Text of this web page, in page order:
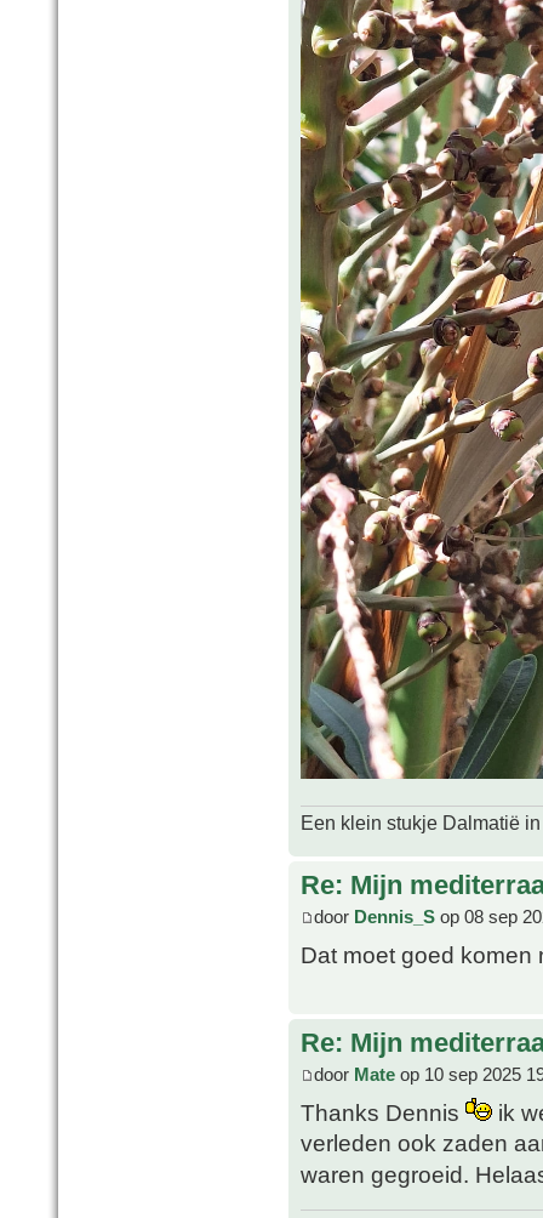
Een klein stukje Dalmatië
Re: Mijn
door Dennis_S op 08 sep
Dat moet goed komen
Re: Mijn
door Mate op 10 sep 2025
Thanks Dennis
ik
verleden ook zaden
waren gegroeid.